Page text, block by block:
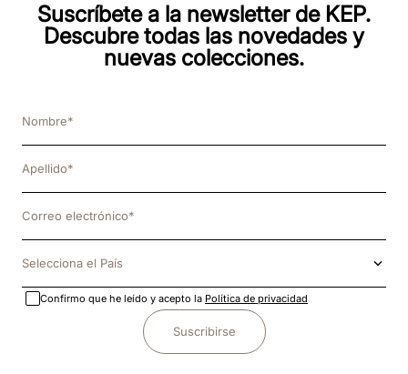
Suscríbete a la newsletter de KEP.
Descubre todas las novedades y
nuevas colecciones.
Selecciona el País
Confirmo que he leído y acepto la Política de privacidad
Suscribirse